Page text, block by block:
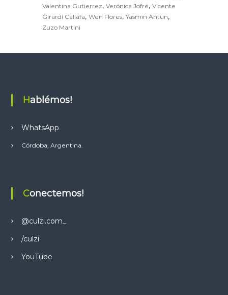
Valentina Gutierrez,Verónica Jofré,Vicente
Girardi Callafa,Wen Flores,Yasmin Antun,
Zuzo Martini
Hablémos!
WhatsApp
Córdoba, Argentina.
Conectemos!
@culzi.com_
/culzi
YouTube